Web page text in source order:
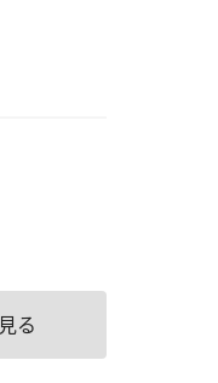
る